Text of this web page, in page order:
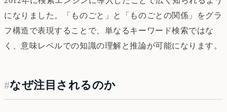
になりました。「ものごと」と「ものごとの関係」をグラ
フ構造で表現することで、単なるキーワード検索ではな
く、意味レベルでの知識の理解と推論が可能になります。
#なぜ注目されるのか